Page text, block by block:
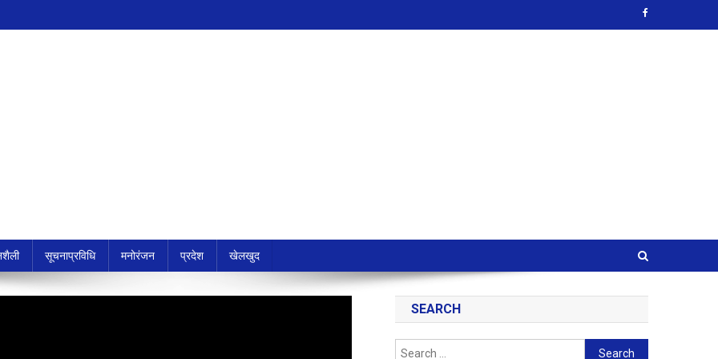
सूचनाप्रविधि मनोरंजन प्रदेश खेलखुद
SEARCH
Search